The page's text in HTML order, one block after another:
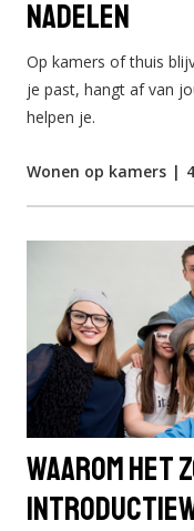
nadelen
Op kamers of thuis
je past, hangt af van
helpen je.
Wonen op kamers |
Waarom het